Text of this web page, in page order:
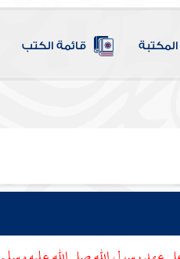
قائمة الكتب